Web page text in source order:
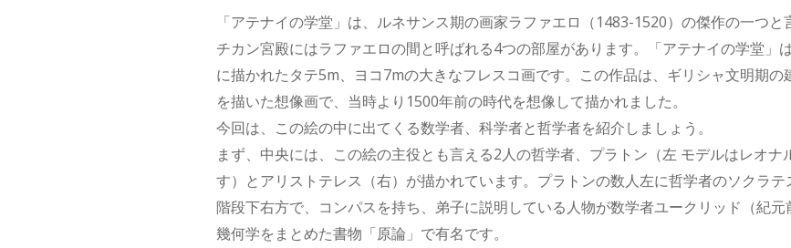
「アテナイの学堂」は、ルネサンス期の画家ラファエロ（1483-1520）の傑作の一つ
チカン宮殿にはラファエロの間と呼ばれる4つの部屋があります。「アテナイの学堂」
に描かれたタテ5m、ヨコ7mの大きなフレスコ画です。この作品は、ギリシャ文明期
を描いた想像画で、当時より1500年前の時代を想像して描かれました。
今回は、この絵の中に出てくる数学者、科学者と哲学者を紹介しましょう。
まず、中央には、この絵の主役とも言える2人の哲学者、プラトン（左 モデルはレオナ
す）とアリストテレス（右）が描かれています。プラトンの数人左に哲学者のソクラテ
階段下右方で、コンパスを持ち、弟子に説明している人物が数学者ユークリッド（紀
幾何学をまとめた書物「原論」で有名です。